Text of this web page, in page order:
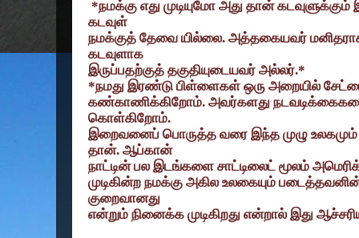
*நமக்கு எது முடியுமோ அது தான்
கடவுள்
நமக்குத் தேவை யில்லை. அத்தகையவர் மனிதராக
கடவுளாக
இருப்பதற்குத் தகுதியுடையவர் அல்லர்.*
*நமது இரண்டு பிள்ளைகள் ஒரு அறையில்
கண்காணிக்கிறோம். அவர்களது நடவடிக்கைகளை
கொள்கிறோம்.
இறைவனைப் பொருத்த வரை இந்த முழு உலகமும்
தான். ஆப்கான்
நாட்டின் பல இடங்களை சாட்டிலைட் மூலம்
முடிகின்ற நமக்கு அகில உலகையும்
குறைவானது
என்றும் நினைக்க முடிகிறது என்றால் இது